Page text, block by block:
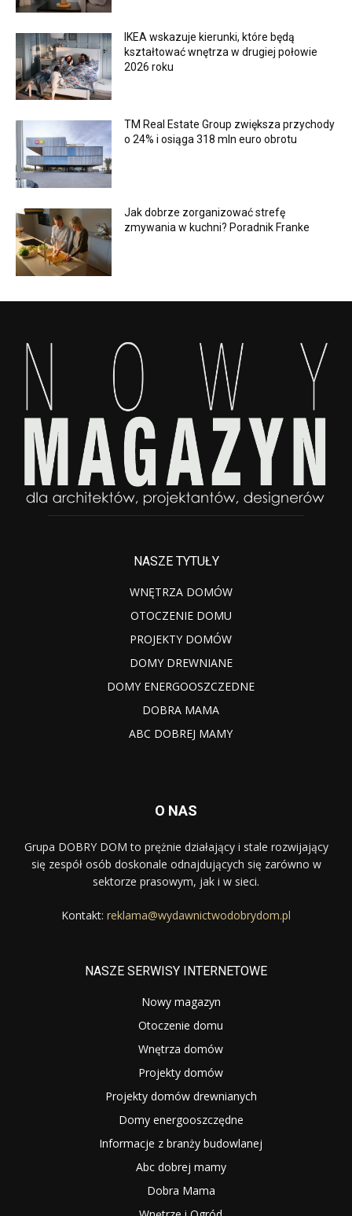
IKEA wskazuje kierunki, które będą
kształtować wnętrza w drugiej połowie
2026 roku
TM Real Estate Group zwiększa przychody
o 24% i osiąga 318 mln euro obrotu
Jak dobrze zorganizować strefę
zmywania w kuchni? Poradnik Franke
NASZE TYTUŁY
WNĘTRZA DOMÓW
OTOCZENIE DOMU
PROJEKTY DOMÓW
DOMY DREWNIANE
DOMY ENERGOOSZCZEDNE
DOBRA MAMA
ABC DOBREJ MAMY
O NAS
Grupa DOBRY DOM to prężnie działający i stale rozwijający
się zespół osób doskonale odnajdujących się zarówno w
sektorze prasowym, jak i w sieci.
Kontakt: reklama@wydawnictwodobrydom.pl
NASZE SERWISY INTERNETOWE
Nowy magazyn
Otoczenie domu
Wnętrza domów
Projekty domów
Projekty domów drewnianych
Domy energooszczędne
Informacje z branży budowlanej
Abc dobrej mamy
Dobra Mama